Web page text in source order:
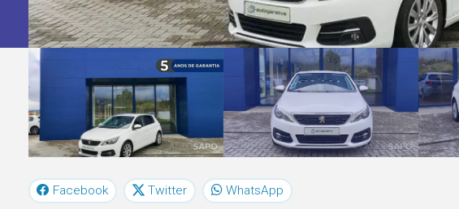
Facebook Twitter WhatsApp